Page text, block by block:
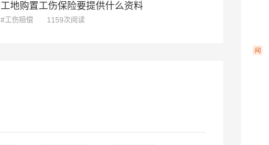
工地购置工伤保险要提供什么资料
#工伤赔偿 1159次阅读
2026-08-07 4.6w 浏览